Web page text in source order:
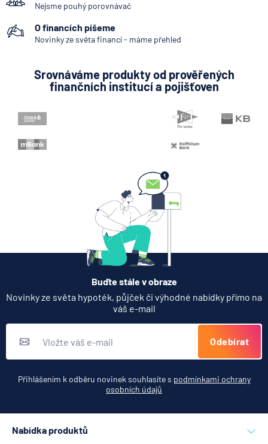
Nejsme pouhý porovnávač
O financích píšeme
Novinky ze světa financí - máme přehled
Srovnáváme produkty od prověřených
finančních institucí a pojišťoven
Buďte stále v obraze
Novinky ze světa hypoték, půjček či výhodné nabídky přímo na
váš e-mail
Odebírat
Přihlášením k odběru novinek souhlasíte s podmínkami ochrany
osobních údajů
Nabídka produktů